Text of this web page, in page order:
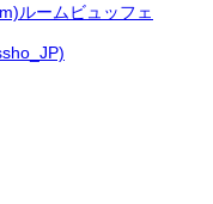
ルームビュッフェ